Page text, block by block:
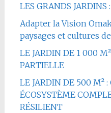
LES GRANDS JARDINS
Adapter la Vision
paysages et cultures
LE JARDIN DE 1 000
PARTIELLE
LE JARDIN DE 500 M²
ÉCOSYSTÈME
RÉSILIENT